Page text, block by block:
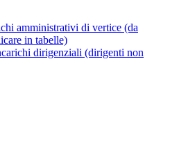
amministrativi di vertice (da
in tabelle)
dirigenziali (dirigenti non